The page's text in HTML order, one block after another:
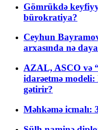
Gömrükdə
bürokratiya?
Ceyhun
arxasında nə
AZAL, ASCO və
idarəetmə
gətirir?
Məhkəmə icmalı: